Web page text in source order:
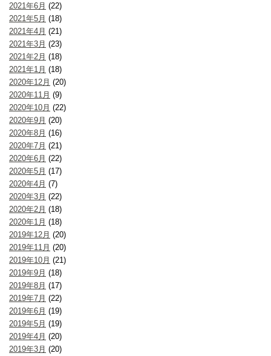
2021年6月 (22)
2021年5月 (18)
2021年4月 (21)
2021年3月 (23)
2021年2月 (18)
2021年1月 (18)
2020年12月 (20)
2020年11月 (9)
2020年10月 (22)
2020年9月 (20)
2020年8月 (16)
2020年7月 (21)
2020年6月 (22)
2020年5月 (17)
2020年4月 (7)
2020年3月 (22)
2020年2月 (18)
2020年1月 (18)
2019年12月 (20)
2019年11月 (20)
2019年10月 (21)
2019年9月 (18)
2019年8月 (17)
2019年7月 (22)
2019年6月 (19)
2019年5月 (19)
2019年4月 (20)
2019年3月 (20)